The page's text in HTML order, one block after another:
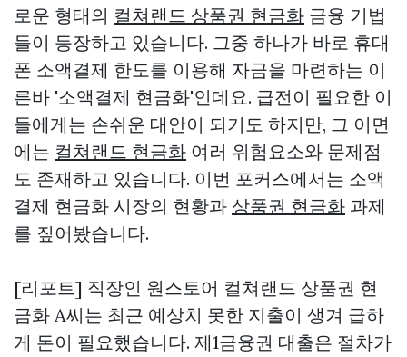
로운 형태의 컬쳐랜드 상품권 현금화 금융 기법
들이 등장하고 있습니다. 그중 하나가 바로 휴대
폰 소액결제 한도를 이용해 자금을 마련하는 이
른바 '소액결제 현금화'인데요. 급전이 필요한 이
들에게는 손쉬운 대안이 되기도 하지만, 그 이면
에는 컬쳐랜드 현금화 여러 위험요소와 문제점
도 존재하고 있습니다. 이번 포커스에서는 소액
결제 현금화 시장의 현황과 상품권 현금화 과제
를 짚어봤습니다.
[리포트] 직장인 원스토어 컬쳐랜드 상품권 현
금화 A씨는 최근 예상치 못한 지출이 생겨 급하
게 돈이 필요했습니다. 제1금융권 대출은 절차가